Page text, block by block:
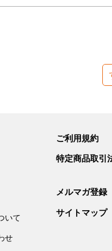
いて
せ
ご利用規約
特定商品取引
メルマガ登録
サイトマップ